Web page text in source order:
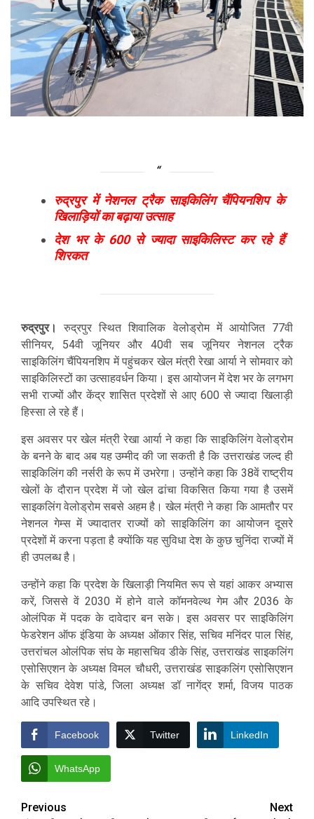
रुद्रपुर में नेशनल ट्रैक साइकिलिंग चैंपियनशिप के
खिलाड़ियों का बढ़ाया उत्साह
देश भर के 600 से ज्यादा साइकिलिस्ट कर रहे हैं
शिरकत
रुद्रपुर।
रुद्रपुर स्थित शिवालिक वेलोड्रोम में आयोजित 77वी
सीनियर, 54वी जूनियर और 40वी सब जूनियर नेशनल ट्रैक
साइकिलिंग चैंपियनशिप में पहुंचकर खेल मंत्री रेखा आर्या ने सोमवार को
साइकिलिस्टों का उत्साहवर्धन किया। इस आयोजन में देश भर के लगभग
सभी राज्यों और केंद्र शासित प्रदेशों से आए 600 से ज्यादा खिलाड़ी
हिस्सा ले रहे हैं।
इस अवसर पर खेल मंत्री रेखा आर्या ने कहा कि साइकिलिंग वेलोड्रोम
के बनने के बाद अब यह उम्मीद की जा सकती है कि उत्तराखंड जल्द ही
साइकिलिंग की नर्सरी के रूप में उभरेगा। उन्होंने कहा कि 38वें राष्ट्रीय
खेलों के दौरान प्रदेश में जो खेल ढांचा विकसित किया गया है उसमें
साइकलिंग वेलोड्रोम सबसे अहम है। खेल मंत्री ने कहा कि आमतौर पर
नेशनल गेम्स में ज्यादातर राज्यों को साइकिलिंग का आयोजन दूसरे
प्रदेशों में करना पड़ता है क्योंकि यह सुविधा देश के कुछ चुनिंदा राज्यों में
ही उपलब्ध है।
उन्होंने कहा कि प्रदेश के खिलाड़ी नियमित रूप से यहां आकर अभ्यास
करें, जिससे वें 2030 में होने वाले कॉमनवेल्थ गेम और 2036 के
ओलंपिक में पदक के दावेदार बन सके। इस अवसर पर साइकिलिंग
फेडरेशन ऑफ इंडिया के अध्यक्ष ओंकार सिंह, सचिव मनिंदर पाल सिंह,
उत्तरांचल ओलंपिक संघ के महासचिव डीके सिंह, उत्तराखंड साइकलिंग
एसोसिएशन के अध्यक्ष विमल चौधरी, उत्तराखंड साइकलिंग एसोसिएशन
के सचिव देवेश पांडे, जिला अध्यक्ष डॉ नागेंद्र शर्मा, विजय पाठक
आदि उपस्थित रहे।
Facebook Twitter LinkedIn
WhatsApp
Post
Previous
Next